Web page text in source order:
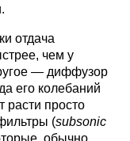
отдача
чем у
— диффузор
его колебаний
расти просто
(subsonic
обычно